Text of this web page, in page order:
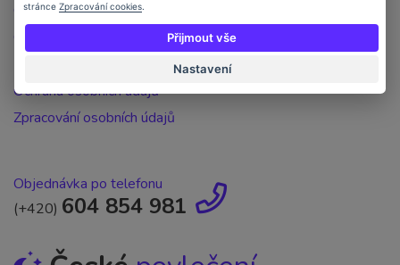
Objednávka po telefonu
Ochrana osobních údajů
Zpracování osobních údajů
Objednávka po telefonu
(+420) 604 854 981
stránce Zpracování cookies
Přijmout vše
Nastavení